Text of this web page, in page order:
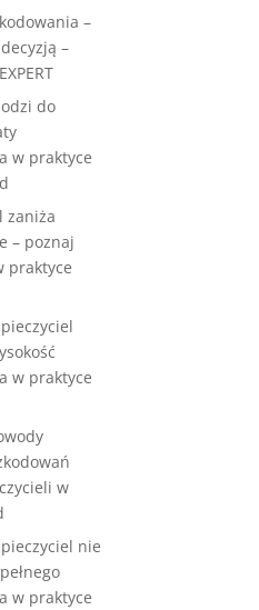
–
–
do
w praktyce
zaniża
– poznaj
praktyce
w praktyce
w
nie
w praktyce